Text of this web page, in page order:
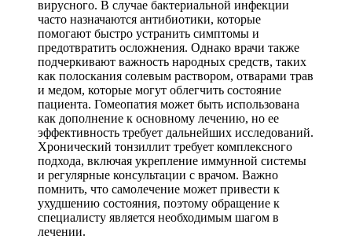
вирусного. В случае бактериальной инфекции
часто назначаются антибиотики, которые
помогают быстро устранить симптомы и
предотвратить осложнения. Однако врачи также
подчеркивают важность народных средств, таких
как полоскания солевым раствором, отварами трав
и медом, которые могут облегчить состояние
пациента. Гомеопатия может быть использована
как дополнение к основному лечению, но ее
эффективность требует дальнейших исследований.
Хронический тонзиллит требует комплексного
подхода, включая укрепление иммунной системы
и регулярные консультации с врачом. Важно
помнить, что самолечение может привести к
ухудшению состояния, поэтому обращение к
специалисту является необходимым шагом в
лечении.